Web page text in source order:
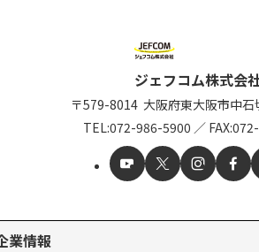
ジェフコム株式会
〒579-8014 大阪府東大阪市中石
TEL:072-986-5900 ／
業情報